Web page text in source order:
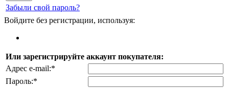
Забыли свой пароль?
Войдите без регистрации, используя:
Или зарегистрируйте аккаунт покупателя:
Адрес e-mail:*
Пароль:*